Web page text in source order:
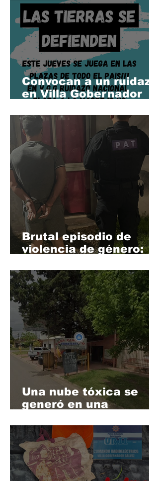
Convocan a un ruidazo
en Villa Gobernador
reforma de la Ley de
Tierras Rurales
Brutal episodio de
violencia de género:
a golpes y con un
cuchillo en Pueblo
Nuevo. El agresor
quedó detenido
Una nube tóxica se
generó en una
Gobernador Gálvez y
activó un operativo de
emergencia